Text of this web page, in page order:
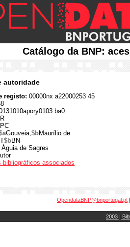
Catálogo da BNP:
autoridade
registo: 00000nx a22000253 45
ba0
Gouveia,$bMaurílio de
$bBN
Águia de Sagres
bibliográficos associados
OpendataBNP@bnportugal.pt
2003 |